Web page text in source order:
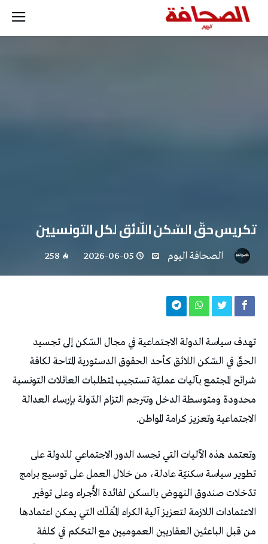
تكريس حقّ السّكن اللّائق لكل التونسيين
2026-06-05
258
تهدف سياسة الدولة الاجتماعية في مجال السّكن إلى تجسيد
الحقّ في السّكن اللائق كأحد الحقوق الدستورية المتاحة لكافة
شرائح المجتمع بآليات عمليّة تستجيب لمتطلبات العائلات التونسية
محدودة ومتوسطة الدخل وتترجم التزام الدّولة بإرساء العدالة
الاجتماعية وتعزيز كرامة المواطن.
وتعتمد هذه الآليات التي تجسد الدور الاجتماعي للدولة على
تطوير سياسة سكنيّة عادلة، من خلال العمل على توسيع برامج
تدّخلات صندوق النهوض بالسكن لفائدة الأُجراء وعلى توفير
الاعتمادات اللازمة لتعزيز آلية الكراء المُمَلّك التي يمكن اعتمادها
من قبل الباعثين العقاريين العموميين مع التحّكم في كلفة